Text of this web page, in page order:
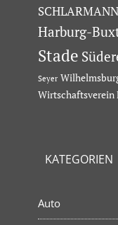
Harburg-
Stade
Seyer
Wirtschaftsverein
KATEGORIEN
Auto